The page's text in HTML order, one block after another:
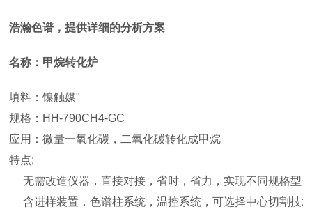
浩瀚色谱，提供详细的分析方案
名称：甲烷转化炉
填料：镍触媒"
规格：HH-790CH4-GC
应用：微量一氧化碳，二氧化碳转化成甲烷
特点;
无需改造仪器，直接对接，省时，省力，实现不同规格型
含进样装置，色谱柱系统，温控系统，可选择中心切割技